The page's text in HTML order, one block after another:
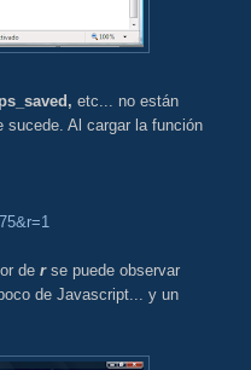
etc... no están
sucede. Al cargar la función
de rse puede observar
de Javascript... y un